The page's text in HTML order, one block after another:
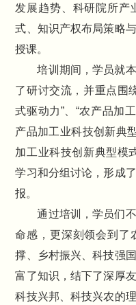
发展趋势、科研院所产
式、知识产权布局策略
授课。
培训期间，学员就
了研讨交流，并重点围
式驱动力”、“农产品加
产品加工业科技创新典
加工业科技创新典型模
学习和分组讨论，形成
报。
通过培训，学员们
命感，更深刻领会到了
撑、乡村振兴、科技强
富了知识，结下了深厚
科技兴邦、科技兴农的